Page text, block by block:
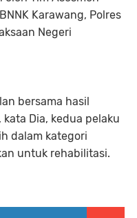
Karawang, Polres
Negeri
bersama hasil
kata Dia, kedua pelaku
dalam kategori
untuk rehabilitasi.